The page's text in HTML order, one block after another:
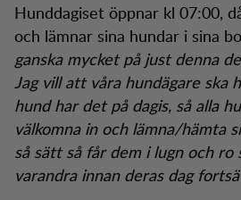
Hunddagiset öppnar kl 07:00,
och lämnar sina hundar i sina
ganska mycket på just denna
Jag vill att våra hundägare ska
hund har det på dagis, så alla
välkomna in och lämna/hämta
så sätt så får dem i lugn och ro
varandra innan deras dag